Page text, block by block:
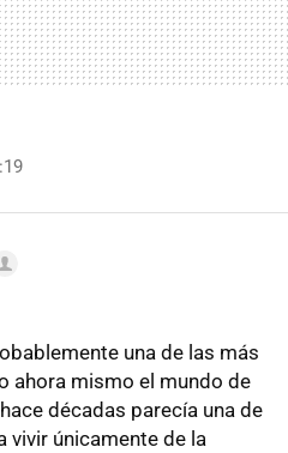
una de las más
ahora mismo el mundo de
décadas parecía una de
vivir únicamente de la